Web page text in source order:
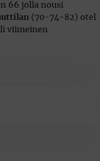
66 jolla nousi
(70-74-82) otel
viimeinen